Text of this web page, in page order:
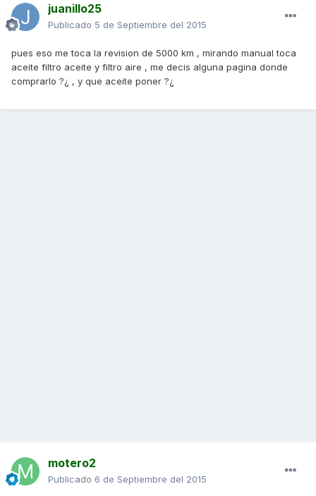
juanillo25
Publicado 5 de Septiembre del 2015
pues eso me toca la revision de 5000 km , mirando manual toca
aceite filtro aceite y filtro aire , me decis alguna pagina donde
comprarlo ?¿ , y que aceite poner ?¿
motero2
Publicado 6 de Septiembre del 2015